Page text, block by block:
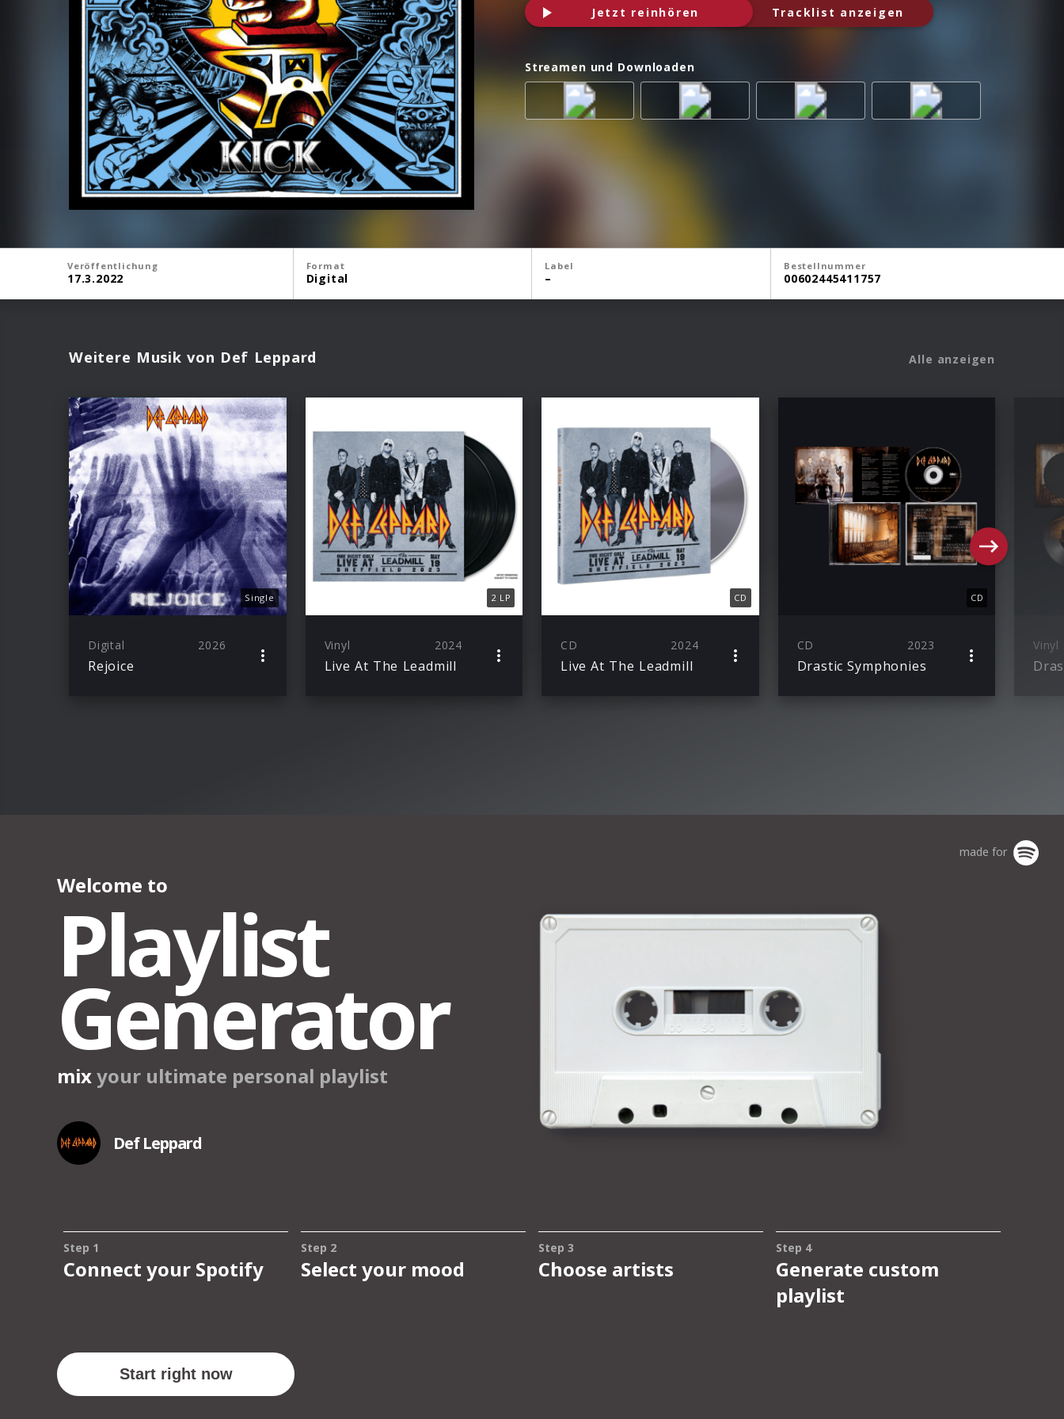
Jetzt reinhören Tracklist anzeigen
Streamen und Downloaden
Veröffentlichung
17.3.2022
Format
Digital
Label
–
Bestellnummer
00602445411757
Weitere Musik von Def Leppard Alle anzeigen
Single
Digital 2026
Rejoice
2 LP
Vinyl 2024
Live At The Leadmill
CD
CD 2024
Live At The Leadmill
CD
CD 2023
Drastic Symphonies
Vinyl